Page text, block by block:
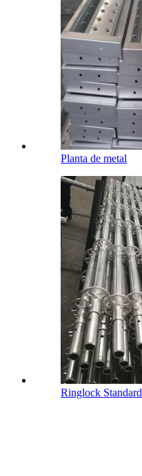
Planta de metal
Ringlock Standard